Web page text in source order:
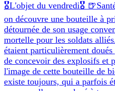
🎖L'objet du vendredi🎖
on découvre une bouteille à
détournée de son usage
mortelle pour les soldats
étaient particulièrement
de concevoir des explosifs et
l'image de cette bouteille de
existe toujours, qui a parfois